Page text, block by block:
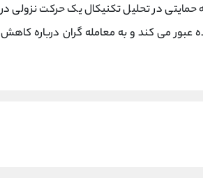
در تحلیل تکنیکال یک حرکت نزولی در
می کند و به معامله گران درباره کاهش